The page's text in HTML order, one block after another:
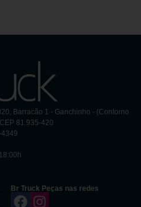
Barracão 1 - Ganchinho - (Contorno
81.935-420
Br Truck Peças nas redes